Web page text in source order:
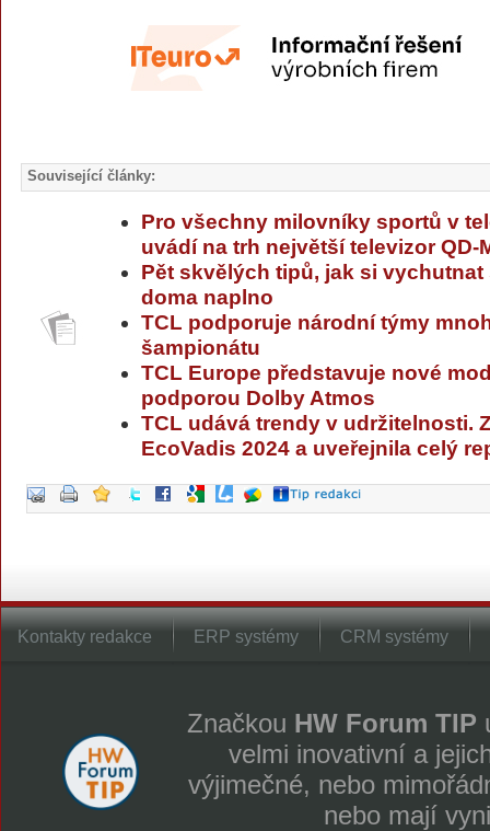
Související články:
Pro všechny milovníky sportů v
uvádí na trh největší televizor QD-
Pět skvělých tipů, jak si
doma naplno
TCL podporuje národní týmy
šampionátu
TCL Europe představuje nové
podporou Dolby Atmos
TCL udává trendy v udržitelnosti.
EcoVadis 2024 a uveřejnila celý
Kontakty redakce ERP systémy CRM systémy
Značkou HW Forum TIP
velmi inovativní a
výjimečné, nebo
nebo mají